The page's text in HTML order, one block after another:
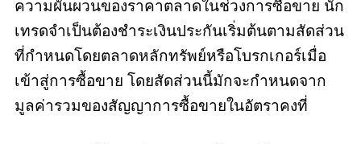
ความผันผวนของราคาตลาดในช่วงการซื้อขาย นัก
เทรดจำเป็นต้องชำระเงินประกันเริ่มต้นตามสัดส่วน
ที่กำหนดโดยตลาดหลักทรัพย์หรือโบรกเกอร์เมื่อ
เข้าสู่การซื้อขาย โดยสัดส่วนนี้มักจะกำหนดจาก
มูลค่ารวมของสัญญาการซื้อขายในอัตราคงที่